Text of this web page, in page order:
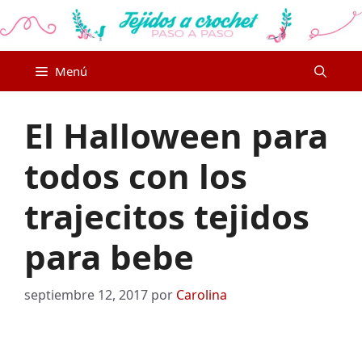
al
Menú
El Halloween para
todos con los
trajecitos tejidos
para bebe
septiembre 12, 2017 por Carolina